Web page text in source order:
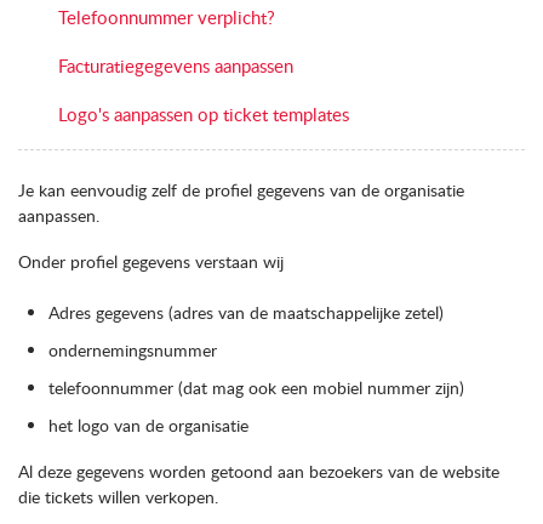
Telefoonnummer verplicht?
Facturatiegegevens aanpassen
Logo's aanpassen op ticket templates
Je kan eenvoudig zelf de profiel gegevens van de organisatie
aanpassen.
Onder profiel gegevens verstaan wij
Adres gegevens (adres van de maatschappelijke zetel)
ondernemingsnummer
telefoonnummer (dat mag ook een mobiel nummer zijn)
het logo van de organisatie
Al deze gegevens worden getoond aan bezoekers van de website
die tickets willen verkopen.